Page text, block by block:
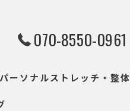
070-8550-0961
パーソナルストレッチ・整体